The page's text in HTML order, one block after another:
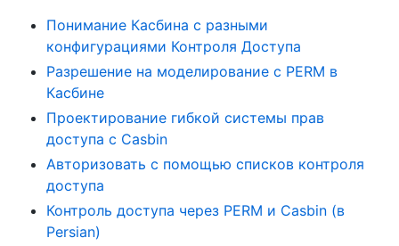
Понимание Касбина с разными
конфигурациями Контроля Доступа
Разрешение на моделирование с PERM в
Касбине
Проектирование гибкой системы прав
доступа с Casbin
Авторизовать с помощью списков контроля
доступа
Контроль доступа через PERM и Casbin (в
Persian)